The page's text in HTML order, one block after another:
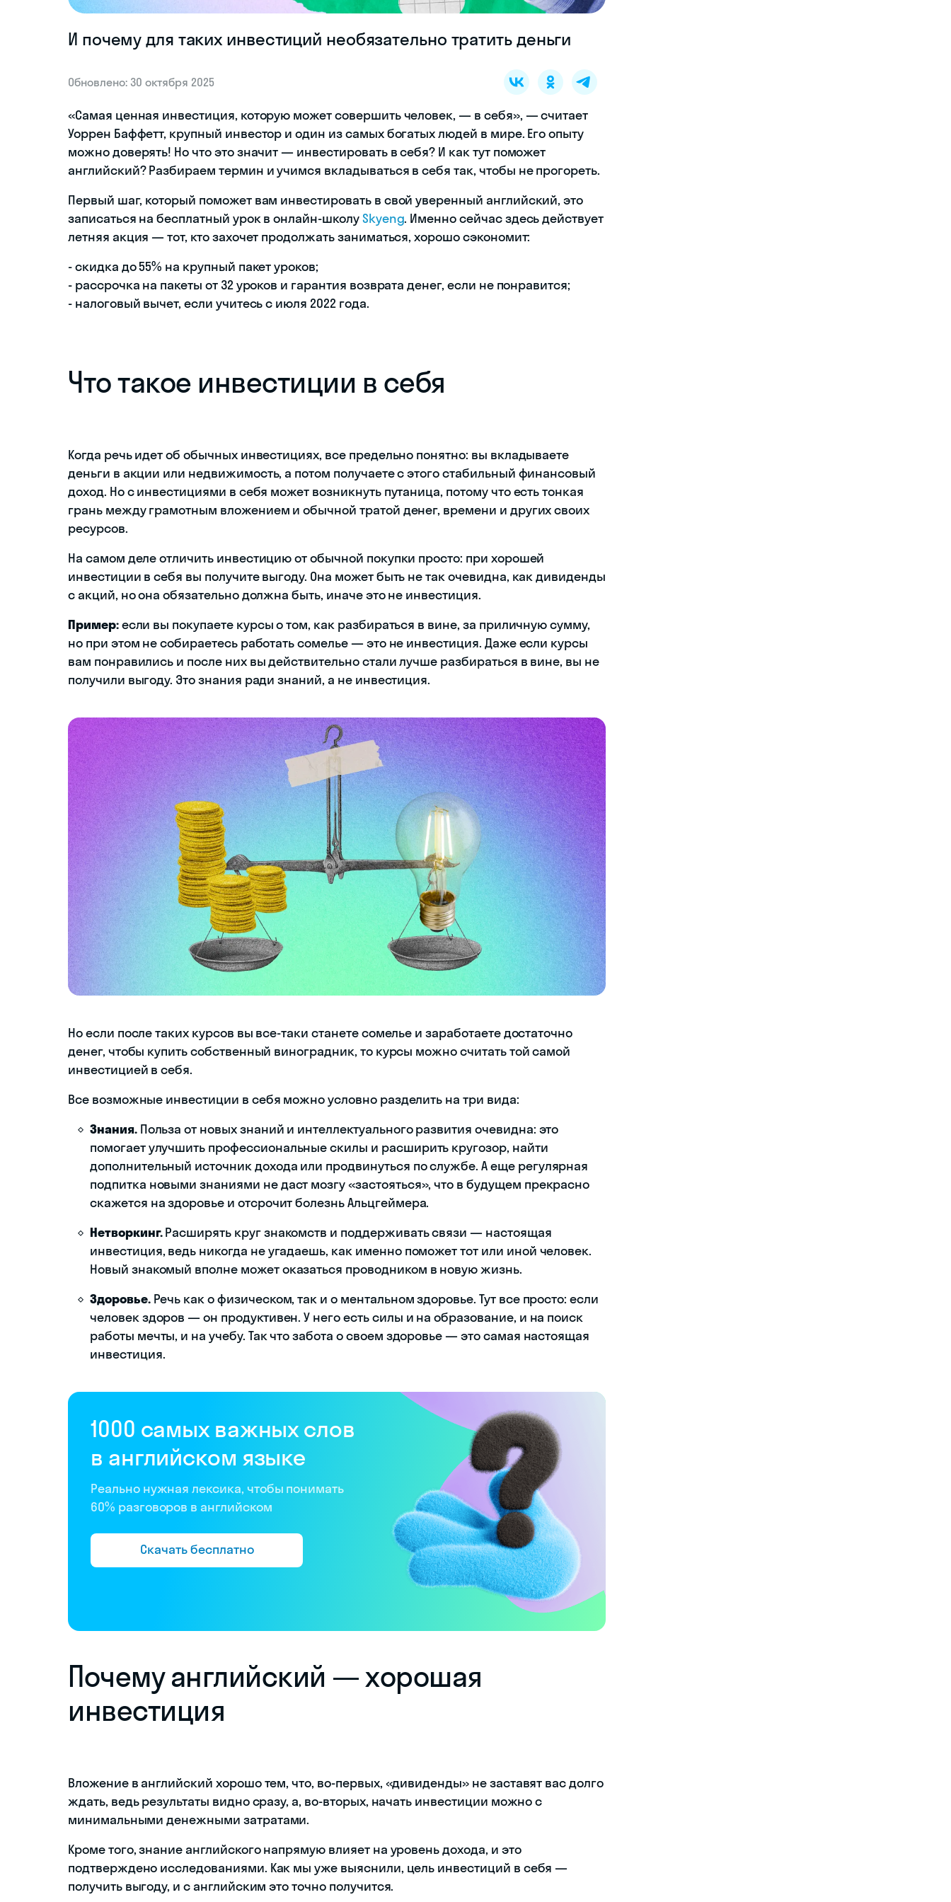
И почему для таких инвестиций необязательно тратить деньги
Обновлено: 30 октября 2025
«Самая ценная инвестиция, которую может совершить человек, — в себя», — считает
Уоррен Баффетт, крупный инвестор и один из самых богатых людей в мире. Его опыту
можно доверять! Но что это значит — инвестировать в себя? И как тут поможет
английский? Разбираем термин и учимся вкладываться в себя так, чтобы не прогореть.
Первый шаг, который поможет вам инвестировать в свой уверенный английский, это
записаться на бесплатный урок в онлайн-школуSkyeng. Именно сейчас здесь действует
летняя акция — тот, кто захочет продолжать заниматься, хорошо сэкономит:
- скидка до 55% на крупный пакет уроков;
- рассрочка на пакеты от 32 уроков и гарантия возврата денег, если не понравится;
- налоговый вычет, если учитесь с июля 2022 года.
Что такое инвестиции в себя
Когда речь идет об обычных инвестициях, все предельно понятно: вы вкладываете
деньги в акции или недвижимость, а потом получаете с этого стабильный финансовый
доход. Но с инвестициями в себя может возникнуть путаница, потому что есть тонкая
грань между грамотным вложением и обычной тратой денег, времени и других своих
ресурсов.
На самом деле отличить инвестицию от обычной покупки просто: при хорошей
инвестиции в себя вы получите выгоду. Она может быть не так очевидна, как дивиденды
с акций, но она обязательно должна быть, иначе это не инвестиция.
Пример:если вы покупаете курсы о том, как разбираться в вине, за приличную сумму,
но при этом не собираетесь работать сомелье — это не инвестиция. Даже если курсы
вам понравились и после них вы действительно стали лучше разбираться в вине, вы не
получили выгоду. Это знания ради знаний, а не инвестиция.
Но если после таких курсов вы все-таки станете сомелье и заработаете достаточно
денег, чтобы купить собственный виноградник, то курсы можно считать той самой
инвестицией в себя.
Все возможные инвестиции в себя можно условно разделить на три вида:
Знания.Польза от новых знаний и интеллектуального развития очевидна: это
помогает улучшить профессиональные скилы и расширить кругозор, найти
дополнительный источник дохода или продвинуться по службе. А еще регулярная
подпитка новыми знаниями не даст мозгу «застояться», что в будущем прекрасно
скажется на здоровье и отсрочит болезнь Альцгеймера.
Нетворкинг.Расширять круг знакомств и поддерживать связи — настоящая
инвестиция, ведь никогда не угадаешь, как именно поможет тот или иной человек.
Новый знакомый вполне может оказаться проводником в новую жизнь.
Здоровье.Речь как о физическом, так и о ментальном здоровье. Тут все просто: если
человек здоров — он продуктивен. У него есть силы и на образование, и на поиск
работы мечты, и на учебу. Так что забота о своем здоровье — это самая настоящая
инвестиция.
1000 самых важных слов
в английском языке
Реально нужная лексика, чтобы понимать
60% разговоров в английском
Скачать бесплатно
Почему английский — хорошая
инвестиция
Вложение в английский хорошо тем, что, во-первых, «дивиденды» не заставят вас долго
ждать, ведь результаты видно сразу, а, во-вторых, начать инвестиции можно с
минимальными денежными затратами.
Кроме того, знание английского напрямую влияет на уровень дохода, и это
подтверждено исследованиями. Как мы уже выяснили, цель инвестиций в себя —
получить выгоду, и с английским это точно получится.
04:50
школа иностранных языков
0%
Прочитайте мини-диалог и выберите лучший ответ:
— How are you doing today?
— _________
I am normal, thanks.